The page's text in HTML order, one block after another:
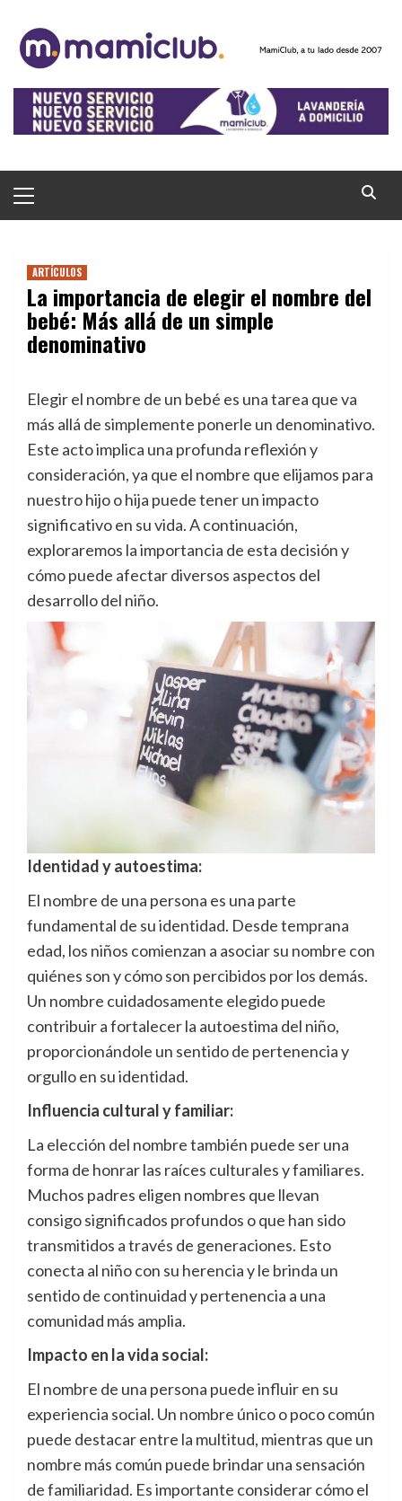
contenido
principal
ARTÍCULOS
La importancia de elegir el nombre del
bebé: Más allá de un simple
denominativo
Elegir el nombre de un bebé es una tarea que va
más allá de simplemente ponerle un denominativo.
Este acto implica una profunda reflexión y
consideración, ya que el nombre que elijamos para
nuestro hijo o hija puede tener un impacto
significativo en su vida. A continuación,
exploraremos la importancia de esta decisión y
cómo puede afectar diversos aspectos del
desarrollo del niño.
Identidad y autoestima:
El nombre de una persona es una parte
fundamental de su identidad. Desde temprana
edad, los niños comienzan a asociar su nombre con
quiénes son y cómo son percibidos por los demás.
Un nombre cuidadosamente elegido puede
contribuir a fortalecer la autoestima del niño,
proporcionándole un sentido de pertenencia y
orgullo en su identidad.
Influencia cultural y familiar:
La elección del nombre también puede ser una
forma de honrar las raíces culturales y familiares.
Muchos padres eligen nombres que llevan
consigo significados profundos o que han sido
transmitidos a través de generaciones. Esto
conecta al niño con su herencia y le brinda un
sentido de continuidad y pertenencia a una
comunidad más amplia.
Impacto en la vida social:
El nombre de una persona puede influir en su
experiencia social. Un nombre único o poco común
puede destacar entre la multitud, mientras que un
nombre más común puede brindar una sensación
de familiaridad. Es importante considerar cómo el